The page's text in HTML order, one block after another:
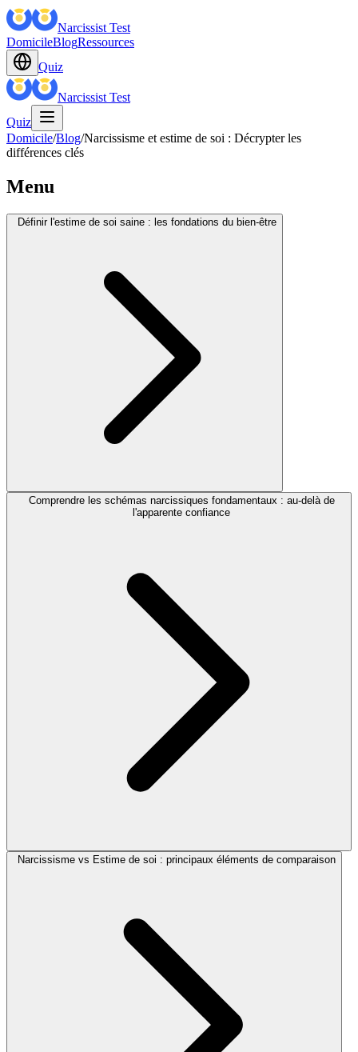
Narcissist Test
DomicileBlogRessources
Quiz
Narcissist Test
Quiz
Domicile/Blog/Narcissisme et estime de soi : Décrypter les
différences clés
Menu
Définir l'estime de soi saine : les fondations du bien-être
Comprendre les schémas narcissiques fondamentaux : au-delà de
l'apparente confiance
Narcissisme vs Estime de soi : principaux éléments de comparaison